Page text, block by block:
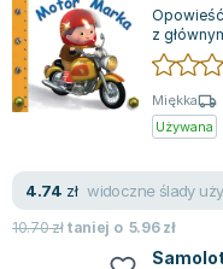
Agnieszka Maciąg
Barbara Wrzesińska
Terry Pratchett
Ajahn Brahm
Lucinda Riley
Jacek Walkiewicz
z
do
Miękka
Używana
4.74 zł widoczne ślady
10.70złtaniej o 5.96zł